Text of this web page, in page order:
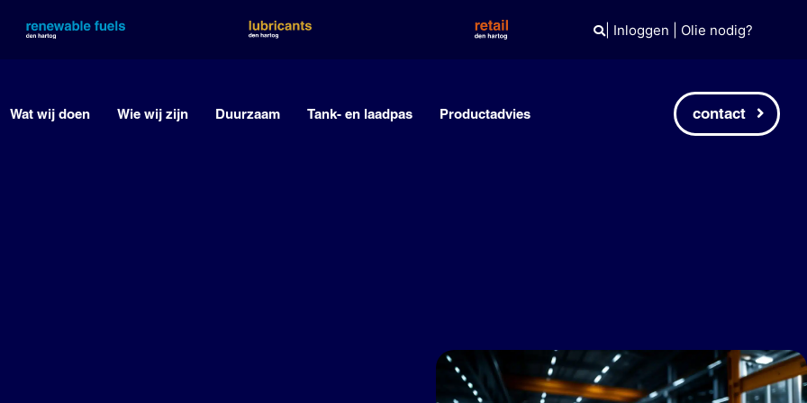
| Inloggen Olie nodig?
Wat wij doen Wie wij zijn Duurzaam Tank- en laadpas Productadvies contact